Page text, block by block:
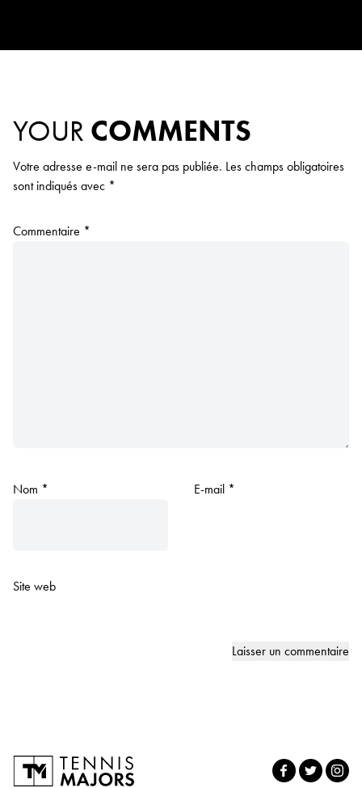
YOUR COMMENTS
Votre adresse e-mail ne sera pas publiée. Les champs obligatoires
sont indiqués avec *
Commentaire *
Nom * E-mail *
Site web